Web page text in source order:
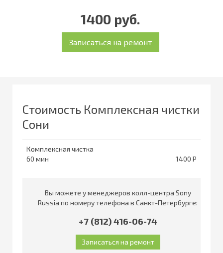
1400 руб.
Стоимость Комплексная чистки
Сони
Комплексная чистка
60
1400
Вы можете у менеджеров колл-центра Sony
Russia по номеру телефона в Санкт-Петербурге:
+7 (812) 416-06-74